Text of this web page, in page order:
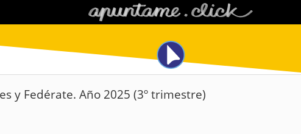
y Fedérate. Año 2025 (3º trimestre)